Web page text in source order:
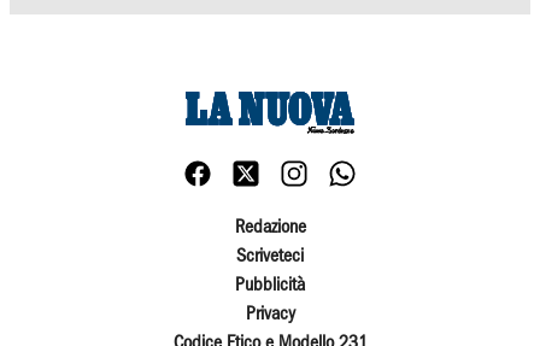
Redazione
Scriveteci
Pubblicità
Privacy